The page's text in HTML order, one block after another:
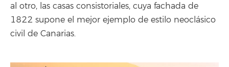
al otro, las casas consistoriales, cuya fachada de
1822 supone el mejor ejemplo de estilo neoclásico
civil de Canarias.